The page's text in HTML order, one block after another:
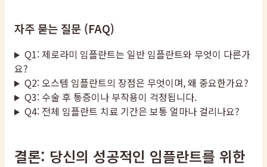
자주 묻는 질문 (FAQ)
Q1: 제로라미 임플란트는 일반 임플란트와 무엇이 다른가
요?
Q2: 오스템 임플란트의 장점은 무엇이며, 왜 중요한가요?
Q3: 수술 후 통증이나 부작용이 걱정됩니다.
Q4: 전체 임플란트 치료 기간은 보통 얼마나 걸리나요?
결론: 당신의 성공적인 임플란트를 위한